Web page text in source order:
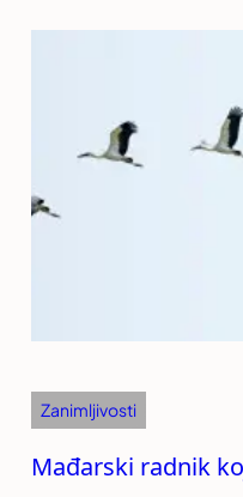
Zanimljivosti
Mađarski radnik